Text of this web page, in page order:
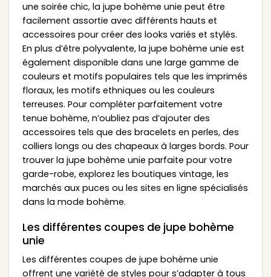
une soirée chic, la jupe bohème unie peut être
facilement assortie avec différents hauts et
accessoires pour créer des looks variés et stylés.
En plus d’être polyvalente, la jupe bohème unie est
également disponible dans une large gamme de
couleurs et motifs populaires tels que les imprimés
floraux, les motifs ethniques ou les couleurs
terreuses. Pour compléter parfaitement votre
tenue bohème, n’oubliez pas d’ajouter des
accessoires tels que des bracelets en perles, des
colliers longs ou des chapeaux à larges bords. Pour
trouver la jupe bohème unie parfaite pour votre
garde-robe, explorez les boutiques vintage, les
marchés aux puces ou les sites en ligne spécialisés
dans la mode bohème.
Les différentes coupes de jupe bohème
unie
Les différentes coupes de jupe bohème unie
offrent une variété de styles pour s’adapter à tous